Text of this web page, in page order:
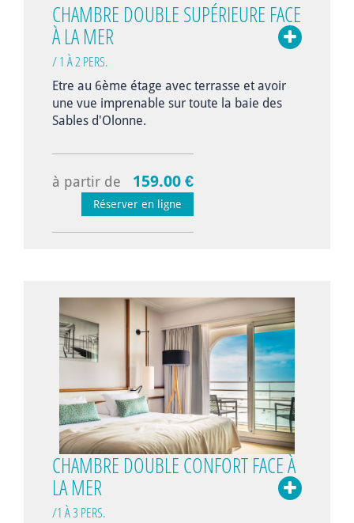
CHAMBRE DOUBLE SUPÉRIEURE FACE
À LA MER
/ 1 À 2 PERS.
Etre au 6ème étage avec terrasse et avoir
une vue imprenable sur toute la baie des
Sables d'Olonne.
à partir de 159.00 €
Réserver en ligne
CHAMBRE DOUBLE CONFORT FACE À
LA MER
/1 À 3 PERS.